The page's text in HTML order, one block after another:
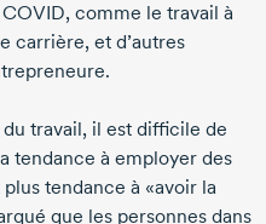
comme le travail à
carrière, et d’autres
travail, il est difficile de
tendance à employer des
tendance à «avoir la
que les personnes dans